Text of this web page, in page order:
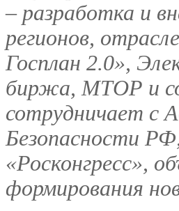
– разработка и
регионов,
Госплан 2.0»,
биржа, МТОР и
сотрудничает с
Безопасности
«Росконгресс»,
формирования